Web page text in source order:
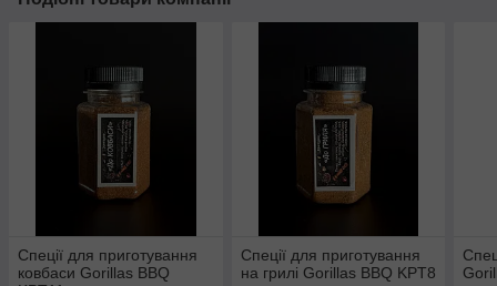
Спеції для приготування
ковбаси Gorillas BBQ
Спеції для приготування
на грилі Gorillas BBQ KPT8